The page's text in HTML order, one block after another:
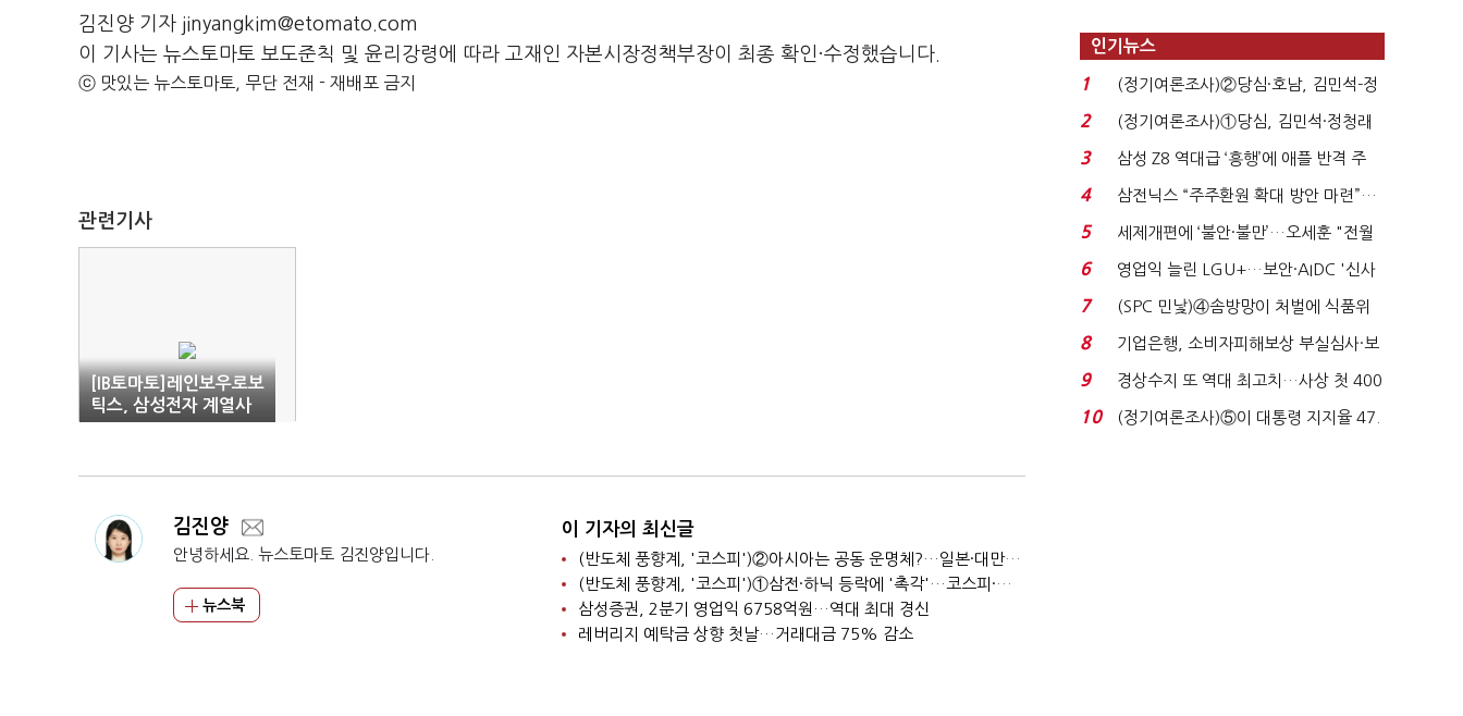
김진양 기자 jinyangkim@etomato.com
이 기사는 뉴스토마토 보도준칙 및 윤리강령에 따라 고재인 자본시장정책부장이 최종 확인·수정했습니다.
ⓒ 맛있는 뉴스토마토, 무단 전재 - 재배포 금지
관련기사
[IB토마토]레인보우로보
틱스, 삼성전자 계열사
편입…휴머노이드 협력
김진양
안녕하세요. 뉴스토마토 김진양입니다.
뉴스북
이 기자의 최신글
(반도체 풍향계, '코스피')②아시아는 공동 운명체?…일본·대만도 '동반 출렁'
(반도체 풍향계, '코스피')①삼전·하닉 등락에 '촉각'…코스피·나스닥 '한 몸'
삼성증권, 2분기 영업익 6758억원…역대 최대 경신
레버리지 예탁금 상향 첫날…거래대금 75% 감소
인기뉴스
1
(정기여론조사)②당심·호남, 김민석-정
청래 '초접전'...
2
(정기여론조사)①당심, 김민석·정청래
'초접전'…대통령 ...
3
삼성 Z8 역대급 ‘흥행’에 애플 반격 주
목…9월 ‘폴...
4
삼전닉스 “주주환원 확대 방안 마련”…
로이터에 성명...
5
세제개편에 ‘불안·불만’…오세훈 "전월
세 구하기 더 ...
6
영업익 늘린 LGU+…보안·AIDC '신사
업 드라이브'...
7
(SPC 민낯)④솜방망이 처벌에 식품위
생법 위반 반복...
8
기업은행, 소비자피해보상 부실심사·보
이스피싱 공시 ...
9
경상수지 또 역대 최고치…사상 첫 400
억달러에 '3% 성...
10
(정기여론조사)⑤이 대통령 지지율 47.